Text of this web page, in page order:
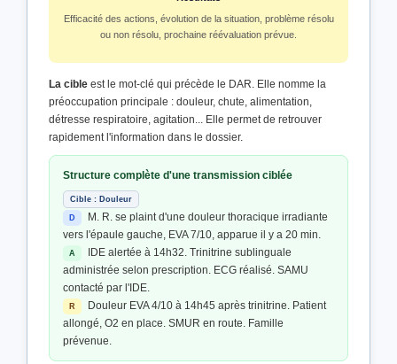
Efficacité des actions, évolution de la situation, problème résolu
ou non résolu, prochaine réévaluation prévue.
La cible est le mot-clé qui précède le DAR. Elle nomme la
préoccupation principale : douleur, chute, alimentation,
détresse respiratoire, agitation... Elle permet de retrouver
rapidement l'information dans le dossier.
Structure complète d'une transmission ciblée
Cible : Douleur
D
M. R. se plaint d'une douleur thoracique irradiante
vers l'épaule gauche, EVA 7/10, apparue il y a 20 min.
A
IDE alertée à 14h32. Trinitrine sublinguale
administrée selon prescription. ECG réalisé. SAMU
contacté par l'IDE.
R
Douleur EVA 4/10 à 14h45 après trinitrine. Patient
allongé, O2 en place. SMUR en route. Famille
prévenue.